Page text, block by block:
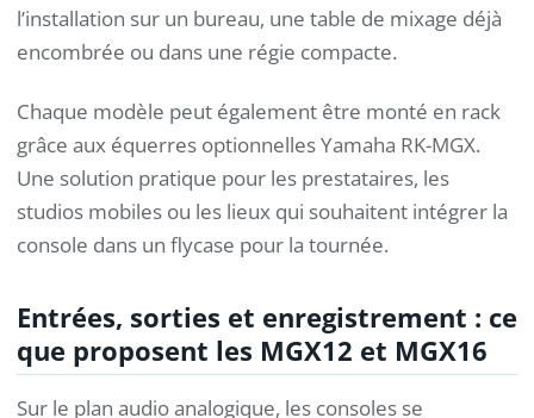
l’installation sur un bureau, une table de mixage déjà
encombrée ou dans une régie compacte.
Chaque modèle peut également être monté en rack
grâce aux équerres optionnelles Yamaha RK-MGX.
Une solution pratique pour les prestataires, les
studios mobiles ou les lieux qui souhaitent intégrer la
console dans un flycase pour la tournée.
Entrées, sorties et enregistrement : ce
que proposent les MGX12 et MGX16
Sur le plan audio analogique, les consoles se